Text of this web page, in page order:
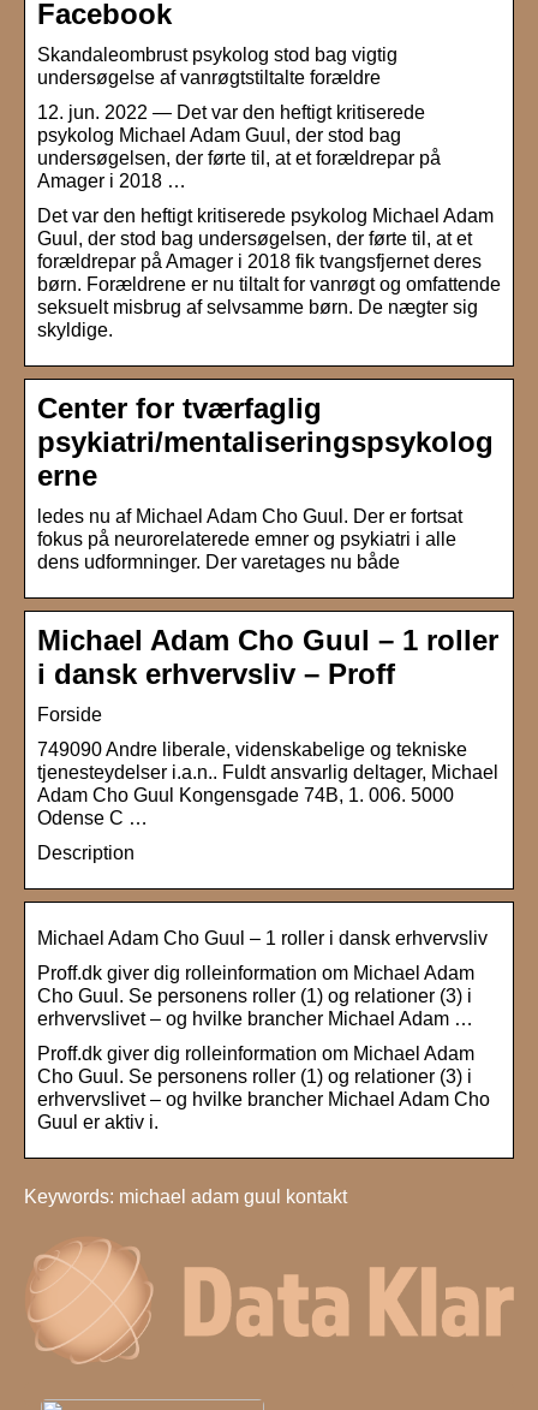
Facebook
Skandaleombrust psykolog stod bag vigtig
undersøgelse af vanrøgtstiltalte forældre
12. jun. 2022 — Det var den heftigt kritiserede
psykolog Michael Adam Guul, der stod bag
undersøgelsen, der førte til, at et forældrepar på
Amager i 2018 …
Det var den heftigt kritiserede psykolog Michael Adam
Guul, der stod bag undersøgelsen, der førte til, at et
forældrepar på Amager i 2018 fik tvangsfjernet deres
børn. Forældrene er nu tiltalt for vanrøgt og omfattende
seksuelt misbrug af selvsamme børn. De nægter sig
skyldige.
Center for tværfaglig
psykiatri/mentaliseringspsykolog
erne
ledes nu af Michael Adam Cho Guul. Der er fortsat
fokus på neurorelaterede emner og psykiatri i alle
dens udformninger. Der varetages nu både
Michael Adam Cho Guul – 1 roller
i dansk erhvervsliv – Proff
Forside
749090 Andre liberale, videnskabelige og tekniske
tjenesteydelser i.a.n.. Fuldt ansvarlig deltager, Michael
Adam Cho Guul Kongensgade 74B, 1. 006. 5000
Odense C …
Description
Michael Adam Cho Guul – 1 roller i dansk erhvervsliv
Proff.dk giver dig rolleinformation om Michael Adam
Cho Guul. Se personens roller (1) og relationer (3) i
erhvervslivet – og hvilke brancher Michael Adam …
Proff.dk giver dig rolleinformation om Michael Adam
Cho Guul. Se personens roller (1) og relationer (3) i
erhvervslivet – og hvilke brancher Michael Adam Cho
Guul er aktiv i.
Keywords: michael adam guul kontakt